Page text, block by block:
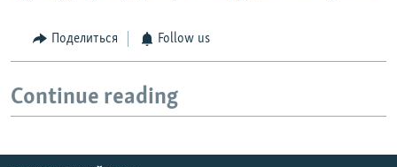
Поделиться Follow us
Continue reading